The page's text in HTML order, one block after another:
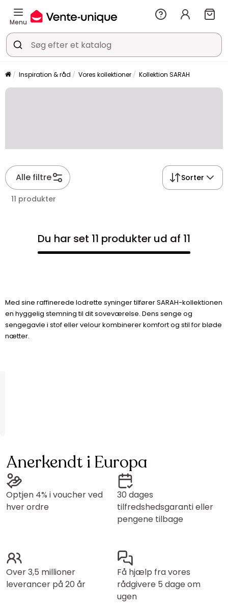
Menu
Inspiration & råd Vores kollektioner Kollektion SARAH
Alle filtre Sorter
11 produkter
Du har set 11 produkter ud af 11
Med sine raffinerede lodrette syninger tilfører SARAH-kollektionen
en hyggelig stemning til dit soveværelse. Dens senge og
sengegavle i stof eller velour kombinerer komfort og stil for bløde
nætter.
Anerkendt i Europa
Optjen 4% i voucher ved
hver ordre
30 dages
tilfredshedsgaranti eller
pengene tilbage
Over 3,5 millioner
leverancer på 20 år
Få hjælp fra vores
rådgivere 5 dage om
ugen